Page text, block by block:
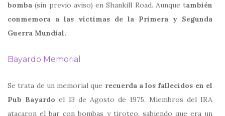
bomba (sin previo aviso) en Shankill Road. Aunque también
conmemora a las víctimas de la Primera y Segunda
Guerra Mundial.
Bayardo Memorial
Se trata de un memorial que recuerda a los fallecidos en el
Pub Bayardo el 13 de Agosto de 1975. Miembros del IRA
atacaron el bar con bombas y tiroteo, sabiendo que era un